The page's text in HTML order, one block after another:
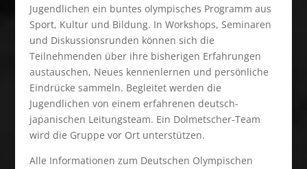
Jugendlichen ein buntes olympisches Programm aus
Sport, Kultur und Bildung. In Workshops, Seminaren
und Diskussionsrunden können sich die
Teilnehmenden über ihre bisherigen Erfahrungen
austauschen, Neues kennenlernen und persönliche
Eindrücke sammeln. Begleitet werden die
Jugendlichen von einem erfahrenen deutsch-
japanischen Leitungsteam. Ein Dolmetscher-Team
wird die Gruppe vor Ort unterstützen.
Alle Informationen zum Deutschen Olympischen